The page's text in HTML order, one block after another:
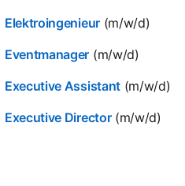
Elektroingenieur(m/w/d)
Eventmanager (m/w/d)
Executive Assistant(m/w/d)
Executive Director(m/w/d)